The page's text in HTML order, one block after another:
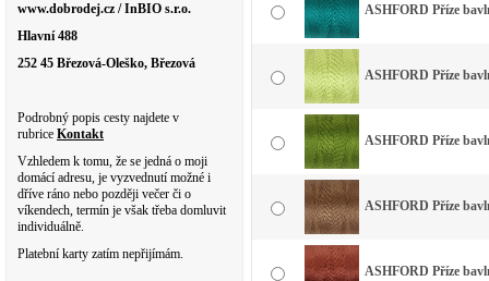
www.dobrodej.cz / InBIO s.r.o.
Hlavní 488
252 45 Březová-Oleško, Březová
Podrobný popis cesty najdete v
rubrice Kontakt
Vzhledem k tomu, že se jedná o moji
domácí adresu, je vyzvednutí možné i
dříve ráno nebo později večer či o
víkendech, termín je však třeba domluvit
individuálně.
Platební karty zatím nepřijímám.
ASHFORD Příze
ASHFORD Příze
ASHFORD Příze
ASHFORD Příze
ASHFORD Příze